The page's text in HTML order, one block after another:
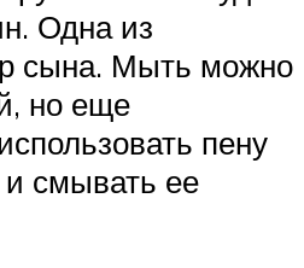
Одна из
сына. Мыть можно
но еще
пену
смывать ее